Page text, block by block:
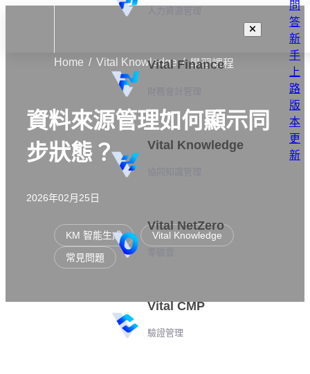
Vital Finance
Vital Knowledge
Vital NetZero
Vital CMP
驗證管理
問
答
新
手
上
路
版
本
更
新
Home Vital Knowledge 學習課程
資料來源管理如何顯示同
步狀態？
2026年02月25日
KM 智能生成
Vital Knowledge
常見問題